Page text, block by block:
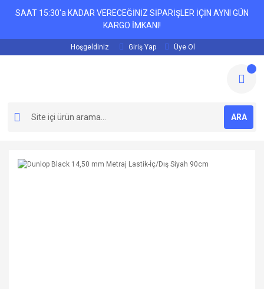
SAAT 15:30'a KADAR VERECEĞİNİZ SİPARİŞLER İÇİN AYNI GÜN
KARGO İMKANI!
Hoşgeldiniz Giriş Yap Üye Ol
ARA